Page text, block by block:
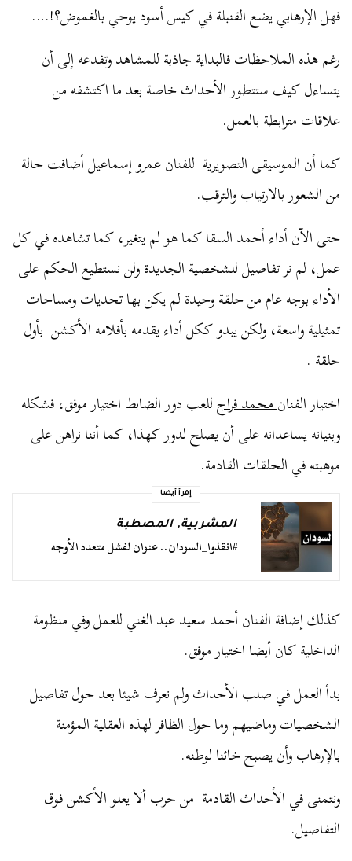
فهل الإرهابي يضع القنبلة في كيس أسود يوحي بالغموض؟!….
رغم هذه الملاحظات فالبداية جاذبة للمشاهد وتفدعه إلى أن
يتساءل كيف ستتطور الأحداث خاصة بعد ما اكتشفه من
علاقات مترابطة بالعمل.
كما أن الموسيقى التصويرية للفنان عمرو إسماعيل أضافت حالة
من الشعور بالارتياب والترقب.
حتى الآن أداء أحمد السقا كما هو لم يتغير، كما تشاهده في كل
عمل، لم نر تفاصيل للشخصية الجديدة ولن نستطيع الحكم على
الأداء بوجه عام من حلقة وحيدة لم يكن بها تحديات ومساحات
تمثيلية واسعة، ولكن يبدو ككل أداء يقدمه بأفلامه الأكشن بأول
حلقة .
اختيار الفنانمحمد فراجللعب دور الضابط اختيار موفق، فشكله
وبنيانه يساعدانه على أن يصلح لدور كهذا، كما أننا نراهن على
موهبته في الحلقات القادمة.
إقرأ أيضا
المشربية,المصطبة
#انقذوا_السودان.. عنوان لفشل متعدد الأوجه
كذلك إضافة الفنان أحمد سعيد عبد الغني للعمل وفي منظومة
الداخلية كان أيضا اختيار موفق.
بدأ العمل في صلب الأحداث ولم نعرف شيئا بعد حول تفاصيل
الشخصيات وماضيهم وما حول الظافر لهذه العقلية المؤمنة
بالإرهاب وأن يصبح خائنا لوطنه.
ونتمنى في الأحداث القادمة من حرب ألا يعلو الأكشن فوق
التفاصيل.